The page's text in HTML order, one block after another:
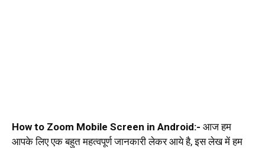
How to Zoom Mobile Screen in Android:- आज हम
आपके लिए एक बहुत महत्वपूर्ण जानकारी लेकर आये है, इस लेख में हम